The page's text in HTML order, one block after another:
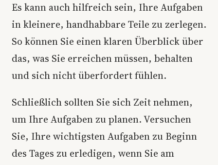
Es kann auch hilfreich sein, Ihre Aufgaben
in kleinere, handhabbare Teile zu zerlegen.
So können Sie einen klaren Überblick über
das, was Sie erreichen müssen, behalten
und sich nicht überfordert fühlen.
Schließlich sollten Sie sich Zeit nehmen,
um Ihre Aufgaben zu planen. Versuchen
Sie, Ihre wichtigsten Aufgaben zu Beginn
des Tages zu erledigen, wenn Sie am